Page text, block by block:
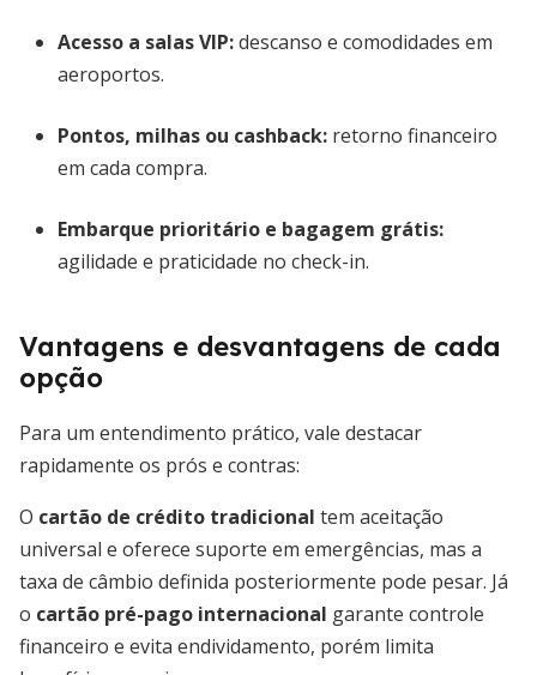
Acesso a salas VIP:descanso e comodidades em
aeroportos.
Pontos, milhas ou cashback: retorno financeiro
em cada compra.
Embarque prioritário e bagagem grátis:
agilidade e praticidade no check-in.
Vantagens e desvantagens de cada
opção
Para um entendimento prático, vale destacar
rapidamente os prós e contras:
O cartão de crédito tradicional tem aceitação
universal e oferece suporte em emergências, mas a
taxa de câmbio definida posteriormente pode pesar. Já
o cartão pré-pago internacional garante controle
financeiro e evita endividamento, porém limita